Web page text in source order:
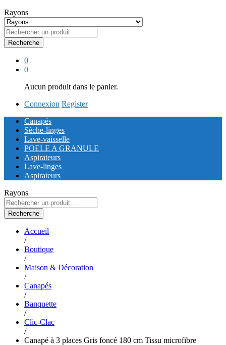
Rayons
Recherche
0
0
Aucun produit dans le panier.
Connexion Register
Canapés
Sèche-linges
Lave-vaisselle
POELE A GRANULE
Aspirateurs
Lave-linges
Aspirateurs
Rayons
Recherche
Accueil
/
Boutique
/
Maison & Décoration
/
Canapés
/
Banquette
/
Clic-Clac
/
Canapé à 3 places Gris foncé 180 cm Tissu microfibre